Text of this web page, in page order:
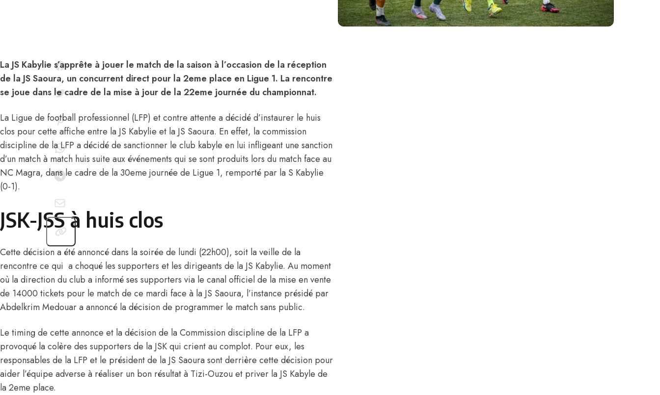
La JS Kabylie s’apprête à jouer le match de la saison à l’occasion de la réception
de la JS Saoura, un concurrent direct pour la 2eme place en Ligue 1. La rencontre
se joue dans le cadre de la mise à jour de la 22eme journée du championnat.
La Ligue de football professionnel (LFP) et contre attente a décidé d’instaurer le huis
clos pour cette affiche entre la JS Kabylie et la JS Saoura. En effet, la commission
discipline de la LFP a décidé de sanctionner le club kabyle en lui infligeant une sanction
d’un match à match huis suite aux événements qui se sont produits lors du match face au
NC Magra, dans le cadre de la 30eme journée de Ligue 1, remporté par la S Kabylie
(0-1).
JSK-JSS à huis clos
Cette décision a été annoncé dans la soirée de lundi (22h00), soit la veille de la
rencontre ce qui a choqué les supporters et les dirigeants de la JS Kabylie. Au moment
où la direction du club a informé ses supporters via le canal officiel de la mise en vente
de 14000 tickets pour le match de ce mardi face à la JS Saoura, l’instance présidé par
Abdelkrim Medouar a annoncé la décision de programmer le match sans public.
Le timing de cette annonce et la décision de la Commission discipline de la LFP a
provoqué la colère des supporters de la JSK qui crient au complot. Pour eux, les
responsables de la LFP et le président de la JS Saoura sont derrière cette décision pour
aider l’équipe adverse à réaliser un bon résultat à Tizi-Ouzou et priver la JS Kabyle de
la 2eme place.